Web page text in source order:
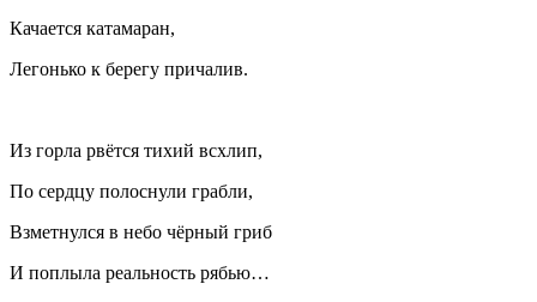
Качается катамаран,
Легонько к берегу причалив.
Из горла рвётся тихий всхлип,
По сердцу полоснули грабли,
Взметнулся в небо чёрный гриб
И поплыла реальность рябью…